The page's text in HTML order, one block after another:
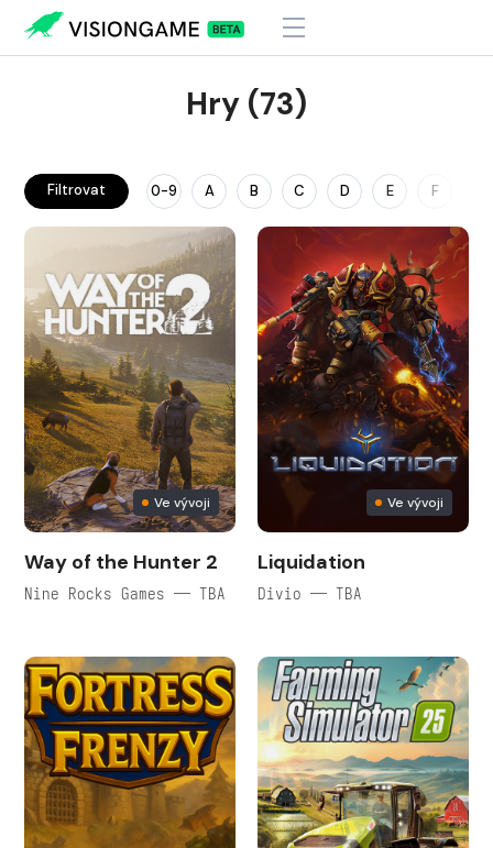
Hry (73)
Filtrovat 0-9 A B C D E F
Ve vývoji
Way of the Hunter 2
Nine Rocks Games — TBA
Ve vývoji
Liquidation
Divio — TBA